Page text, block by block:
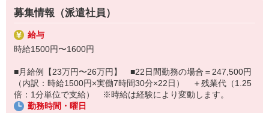
ミュージックシーンやサブカルチャーと強い結びつきをもった、
個性のあるデザインを数多くラインナップしていて、独自のデザイ
ンが特徴。
デザインだけでなく独自の技術である
「エアクッションソール」を採用しており、快適な歩行と履き心地
■【具体的な仕事内容】
●お客様対応・販売業務
・商品の説明、コーディネート提案
・レジ清算、商品のラッピング、お見送り
募集情報（派遣社員）
給与
時給1500円〜1600円
■月給例【23万円〜26万円】 ■22日間勤務の場合＝247,500円
（内訳：時給1500円×実働7時間30分×22日） ＋残業代（1.25
倍：1分単位で支給） ※時給は経験により変動します。
勤務時間・曜日